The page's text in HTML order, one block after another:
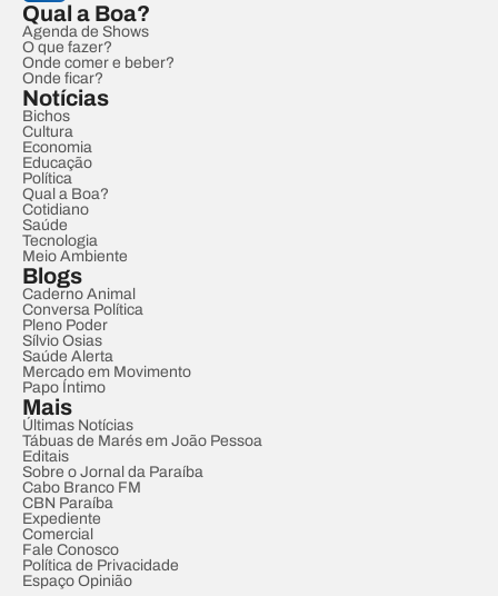
Qual a Boa?
Agenda de Shows
O que fazer?
Onde comer e beber?
Onde ficar?
Notícias
Bichos
Cultura
Economia
Educação
Política
Qual a Boa?
Cotidiano
Saúde
Tecnologia
Meio Ambiente
Blogs
Caderno Animal
Conversa Política
Pleno Poder
Sílvio Osias
Saúde Alerta
Mercado em Movimento
Papo Íntimo
Mais
Últimas Notícias
Tábuas de Marés em João Pessoa
Editais
Sobre o Jornal da Paraíba
Cabo Branco FM
CBN Paraíba
Expediente
Comercial
Fale Conosco
Política de Privacidade
Espaço Opinião